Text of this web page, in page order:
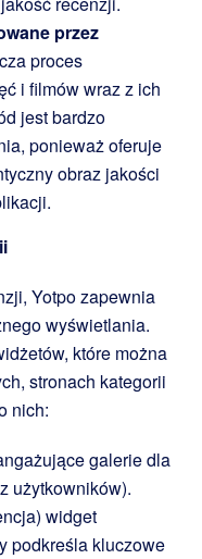
przez
proces
i filmów wraz z ich
jest bardzo
ponieważ oferuje
obraz jakości
Yotpo zapewnia
wyświetlania.
które można
stronach kategorii
nich:
galerie dla
użytkowników).
widget
podkreśla kluczowe